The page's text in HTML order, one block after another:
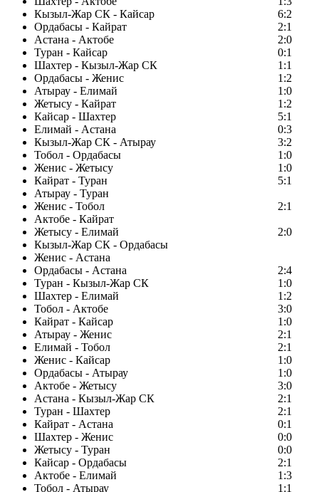
Кызыл-Жар СК - Кайсар
6:2
Ордабасы - Кайрат
2:1
Астана - Актобе
2:0
Туран - Кайсар
0:1
Шахтер - Кызыл-Жар СК
1:1
Ордабасы - Женис
1:2
Атырау - Елимай
1:0
Жетысу - Кайрат
1:2
Кайсар - Шахтер
5:1
Елимай - Астана
0:3
Кызыл-Жар СК - Атырау
3:2
Тобол - Ордабасы
1:0
Женис - Жетысу
1:0
Кайрат - Туран
5:1
Атырау - Туран
Женис - Тобол
2:1
Актобе - Кайрат
Жетысу - Елимай
2:0
Кызыл-Жар СК - Ордабасы
Женис - Астана
Ордабасы - Астана
2:4
Туран - Кызыл-Жар СК
1:0
Шахтер - Елимай
1:2
Тобол - Актобе
3:0
Кайрат - Кайсар
1:0
Атырау - Женис
2:1
Елимай - Тобол
2:1
Женис - Кайсар
1:0
Ордабасы - Атырау
1:0
Актобе - Жетысу
3:0
Астана - Кызыл-Жар СК
2:1
Туран - Шахтер
2:1
Кайрат - Астана
0:1
Шахтер - Женис
0:0
Жетысу - Туран
0:0
Кайсар - Ордабасы
2:1
Актобе - Елимай
1:3
Тобол - Атырау
1:1